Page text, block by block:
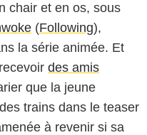
chair et en os, sous
(Following),
la série animée. Et
des amis
que la jeune
trains dans le teaser
à revenir si sa